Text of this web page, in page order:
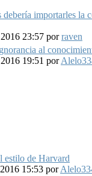
importarles la
23:57 porraven
al
19:51 por
estilo de Harvard
15:53 por